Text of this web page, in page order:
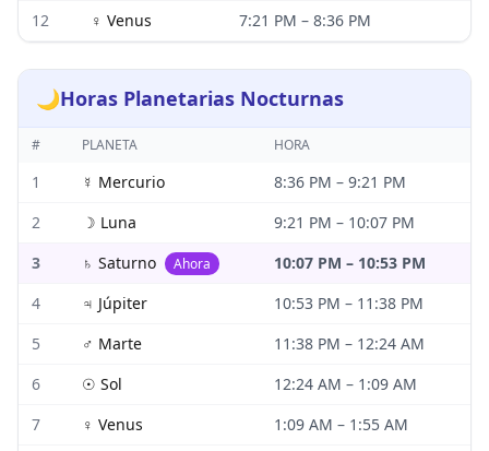
12
♀ Venus 7:21 PM – 8:36 PM
🌙Horas Planetarias Nocturnas
# PLANETA HORA
1 ☿ Mercurio 8:36 PM – 9:21 PM
2
☽ Luna 9:21 PM – 10:07 PM
3
♄ Saturno Ahora 10:07 PM – 10:53 PM
4
♃ Júpiter 10:53 PM – 11:38 PM
5
♂ Marte 11:38 PM – 12:24 AM
6
☉ Sol 12:24 AM – 1:09 AM
7
♀ Venus 1:09 AM – 1:55 AM